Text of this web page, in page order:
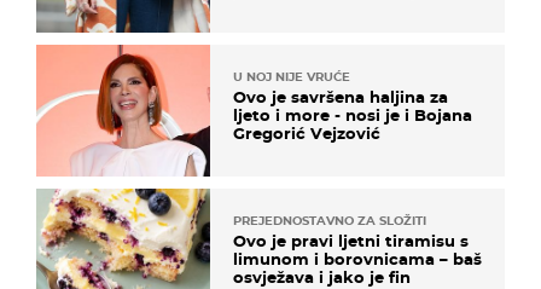
U NOJ NIJE VRUĆE
Ovo je savršena haljina za
ljeto i more - nosi je i Bojana
Gregorić Vejzović
PREJEDNOSTAVNO ZA SLOŽITI
Ovo je pravi ljetni tiramisu s
limunom i borovnicama – baš
osvježava i jako je fin